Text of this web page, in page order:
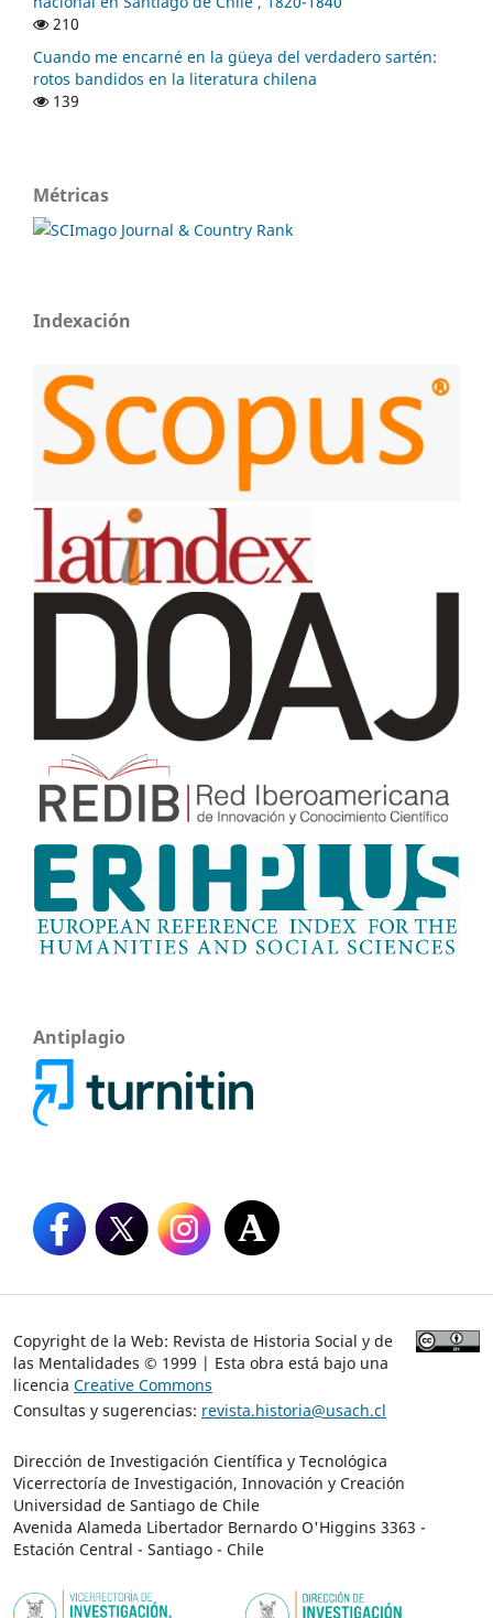
210
Cuando me encarné en la güeya del verdadero sartén:
rotos bandidos en la literatura chilena
139
Métricas
Indexación
Antiplagio
Copyright de la Web: Revista de Historia Social y de
las Mentalidades © 1999 | Esta obra está bajo una
licencia Creative Commons
Consultas y sugerencias: revista.historia@usach.cl
Dirección de Investigación Científica y Tecnológica
Vicerrectoría de Investigación, Innovación y Creación
Universidad de Santiago de Chile
Avenida Alameda Libertador Bernardo O'Higgins 3363 -
Estación Central - Santiago - Chile